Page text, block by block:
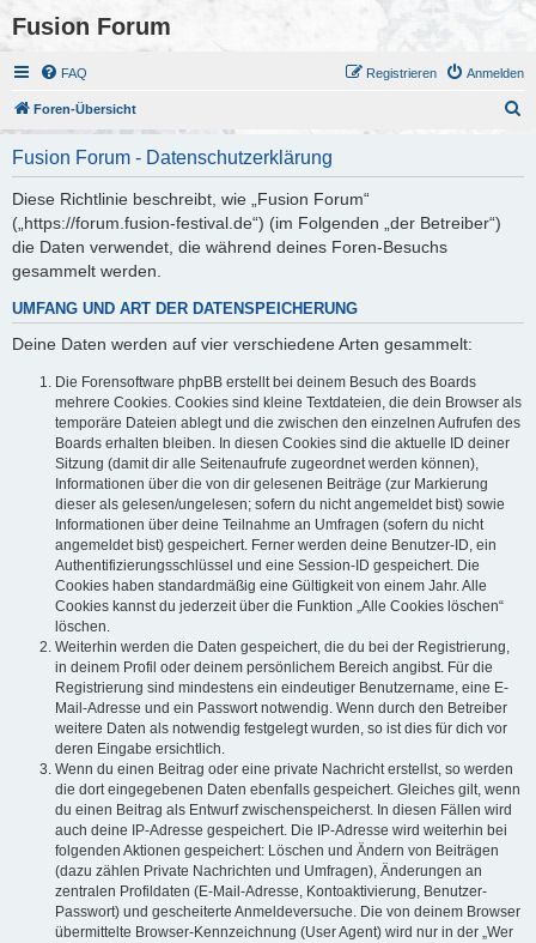
Fusion Forum
FAQ Anmelden
Registrieren
Foren-Übersicht
Fusion Forum - Datenschutzerklärung
Diese Richtlinie beschreibt, wie „Fusion Forum“
(„https://forum.fusion-festival.de“) (im Folgenden „der Betreiber“)
die Daten verwendet, die während deines Foren-Besuchs
gesammelt werden.
UMFANG UND ART DER DATENSPEICHERUNG
Deine Daten werden auf vier verschiedene Arten gesammelt:
Die Forensoftware phpBB erstellt bei deinem Besuch des Boards
mehrere Cookies. Cookies sind kleine Textdateien, die dein Browser als
temporäre Dateien ablegt und die zwischen den einzelnen Aufrufen des
Boards erhalten bleiben. In diesen Cookies sind die aktuelle ID deiner
Sitzung (damit dir alle Seitenaufrufe zugeordnet werden können),
Informationen über die von dir gelesenen Beiträge (zur Markierung
dieser als gelesen/ungelesen; sofern du nicht angemeldet bist) sowie
Informationen über deine Teilnahme an Umfragen (sofern du nicht
angemeldet bist) gespeichert. Ferner werden deine Benutzer-ID, ein
Authentifizierungsschlüssel und eine Session-ID gespeichert. Die
Cookies haben standardmäßig eine Gültigkeit von einem Jahr. Alle
Cookies kannst du jederzeit über die Funktion „Alle Cookies löschen“
löschen.
Weiterhin werden die Daten gespeichert, die du bei der Registrierung,
in deinem Profil oder deinem persönlichem Bereich angibst. Für die
Registrierung sind mindestens ein eindeutiger Benutzername, eine E-
Mail-Adresse und ein Passwort notwendig. Wenn durch den Betreiber
weitere Daten als notwendig festgelegt wurden, so ist dies für dich vor
deren Eingabe ersichtlich.
Wenn du einen Beitrag oder eine private Nachricht erstellst, so werden
die dort eingegebenen Daten ebenfalls gespeichert. Gleiches gilt, wenn
du einen Beitrag als Entwurf zwischenspeicherst. In diesen Fällen wird
auch deine IP-Adresse gespeichert. Die IP-Adresse wird weiterhin bei
folgenden Aktionen gespeichert: Löschen und Ändern von Beiträgen
(dazu zählen Private Nachrichten und Umfragen), Änderungen an
zentralen Profildaten (E-Mail-Adresse, Kontoaktivierung, Benutzer-
Passwort) und gescheiterte Anmeldeversuche. Die von deinem Browser
übermittelte Browser-Kennzeichnung (User Agent) wird nur in der „Wer